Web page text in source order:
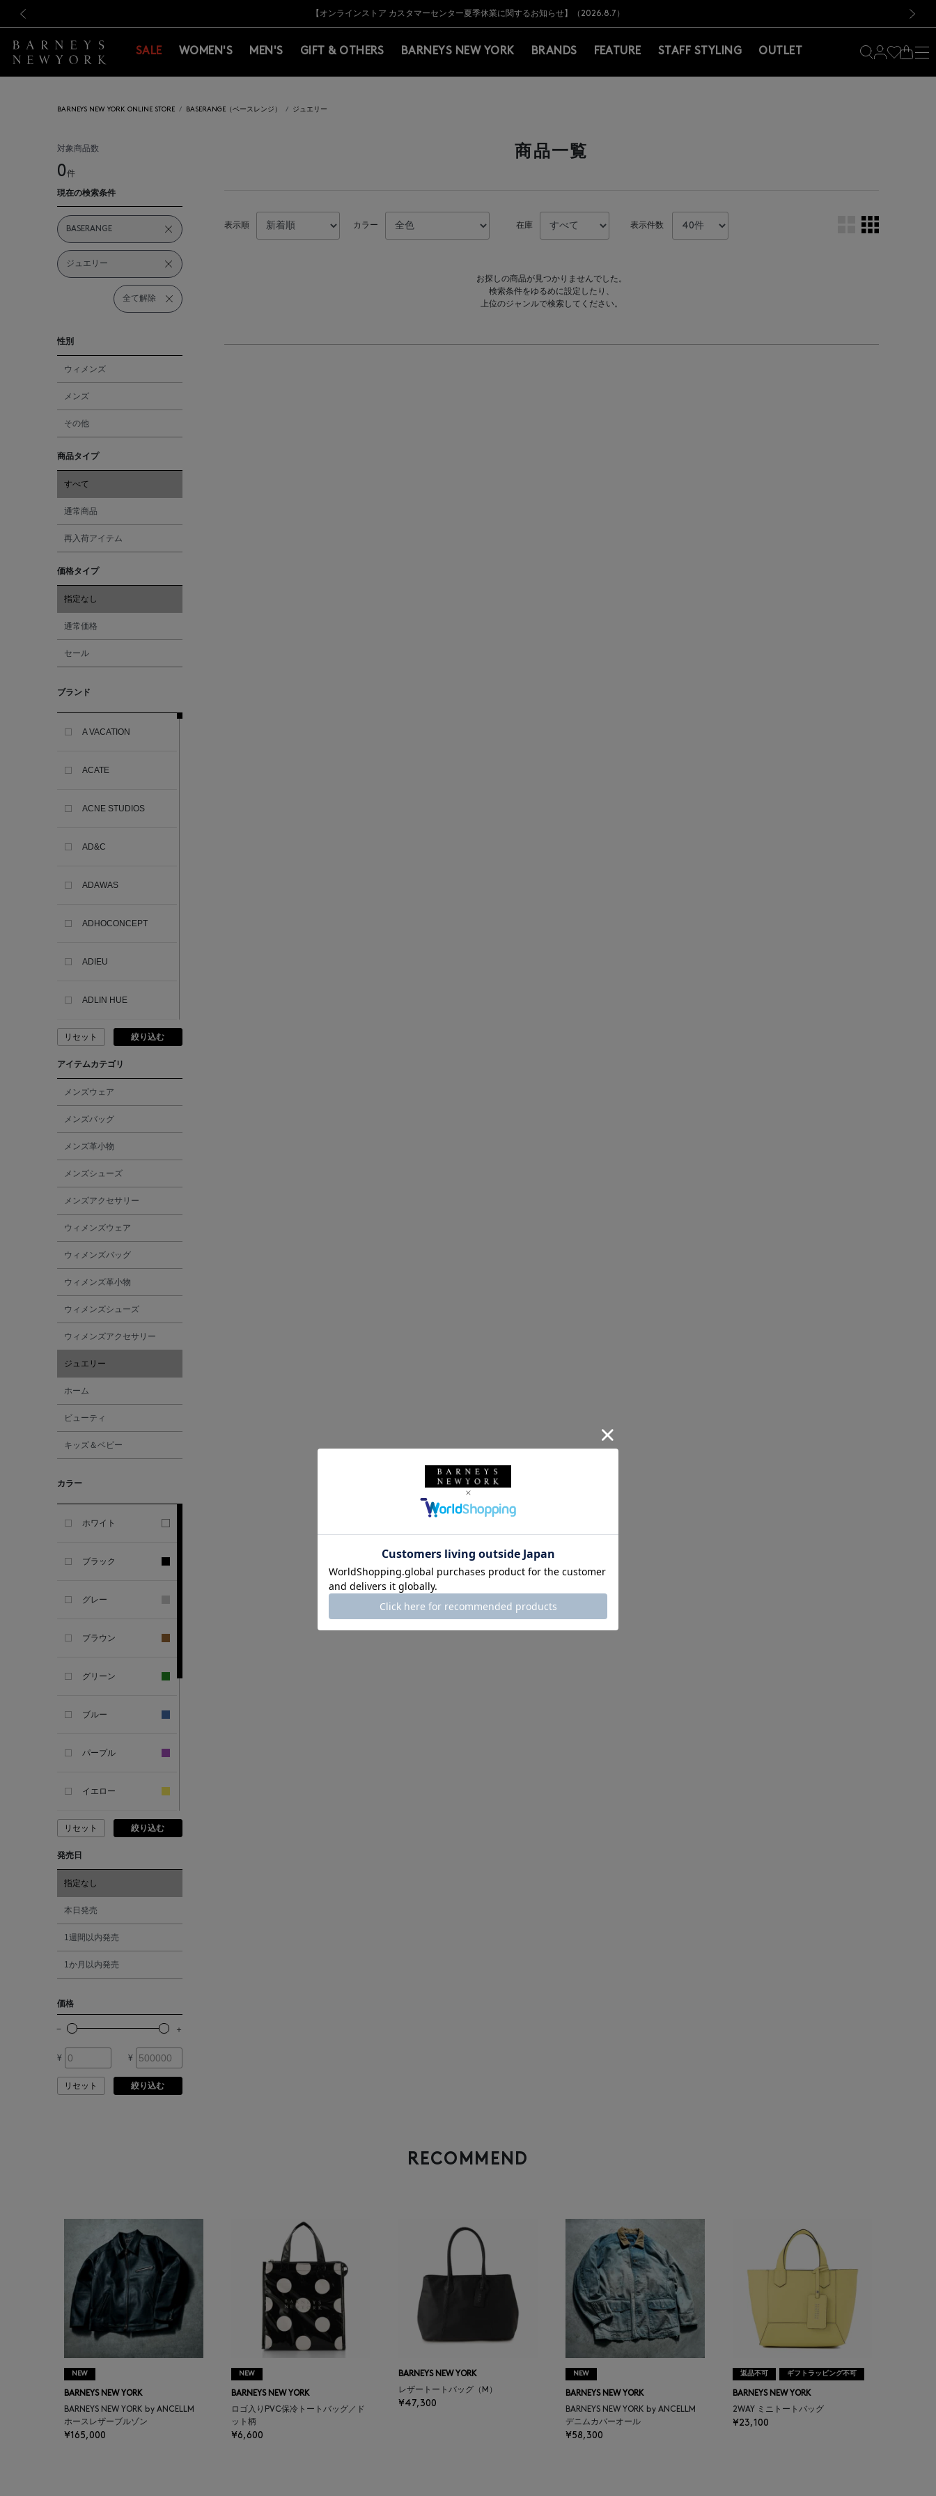
新規登録のお客様も対象！＜MY BARNEYS＞会員のお客様は11,000円（税込）以上のお買上げで常時送料無料！お買い物の際は会員登録を！
【夏季休業に伴う出荷一時停止のお知らせ】(2026.8.7)
【オンラインストア カスタマーセンター夏季休業に関するお知らせ】（2026.8.7）
【夏季休業に伴う返品・交換承り一時停止のお知らせ】（2026.8.5）
熊本県を中心とした地震の影響によるお荷物のお届けについて
【開催中】SUMMER SALEのご案内・ご注意事項
新規登録のお客様も対象！＜MY BARNEYS＞会員のお客様は11,000円（税込）以上のお買上げで常時送料無料！お買い物の際は会員登録を！
【夏季休業に伴う出荷一時停止のお知らせ】(2026.8.7)
SALE WOMEN'S MEN'S GIFT & OTHERS BARNEYS NEW YORK BRANDS FEATURE STAFF STYLING OUTLET
BARNEYS NEW YORK ONLINE STORE BASERANGE（ベースレンジ） ジュエリー
対象商品数
0件
現在の検索条件
BASERANGE
ジュエリー
全て解除
性別
ウィメンズ
メンズ
その他
商品タイプ
すべて
通常商品
再入荷アイテム
価格タイプ
指定なし
通常価格
セール
ブランド
A VACATION
ACATE
ACNE STUDIOS
AD&C
ADAWAS
ADHOCONCEPT
ADIEU
ADLIN HUE
ADVISORY BOARD
AESOP
ALBERT THURSTON
ALESSANDRO
GHERARDI
ALL THE WAYS TO SAY
ALPO
ALTEA
AMOMENTO
ANCIENT GREEK
ATELIER AMBOISE
FIRENZE
AURALEE
BALENCIAGA
BARBA
BARNEYS NEW YORK
BASERANGE
BE.ABLE
リセット 絞り込む
アイテムカテゴリ
メンズウェア
メンズバッグ
メンズ革小物
メンズシューズ
メンズアクセサリー
ウィメンズウェア
ウィメンズバッグ
ウィメンズ革小物
ウィメンズシューズ
ウィメンズアクセサリー
ジュエリー
ホーム
ビューティ
キッズ＆ベビー
カラー
ホワイト
ブラック
グレー
ブラウン
グリーン
ブルー
パープル
イエロー
ピンク
レッド
オレンジ
シルバー
リセット 絞り込む
発売日
指定なし
本日発売
1週間以内発売
1か月以内発売
価格
¥ ¥
リセット 絞り込む
商品一覧
表示順 カラー 在庫 表示件数
お探しの商品が見つかりませんでした。
検索条件をゆるめに設定したり、
上位のジャンルで検索してください。
RECOMMEND
NEW
BARNEYS NEW YORK
BARNEYS NEW YORK by ANCELLM
ホースレザーブルゾン
¥165,000
NEW
BARNEYS NEW YORK
ロゴ入りPVC保冷トートバッグ／ド
ット柄
¥6,600
BARNEYS NEW YORK
レザートートバッグ（M）
¥47,300
NEW
BARNEYS NEW YORK
BARNEYS NEW YORK by ANCELLM
デニムカバーオール
¥58,300
返品不可 ギフトラッピング不可
BARNEYS NEW YORK
2WAY ミニトートバッグ
¥23,100